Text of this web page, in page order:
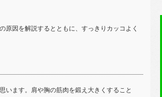
原因を解説するとともに、すっきりカッコよく
います。肩や胸の筋肉を鍛え大きくすること